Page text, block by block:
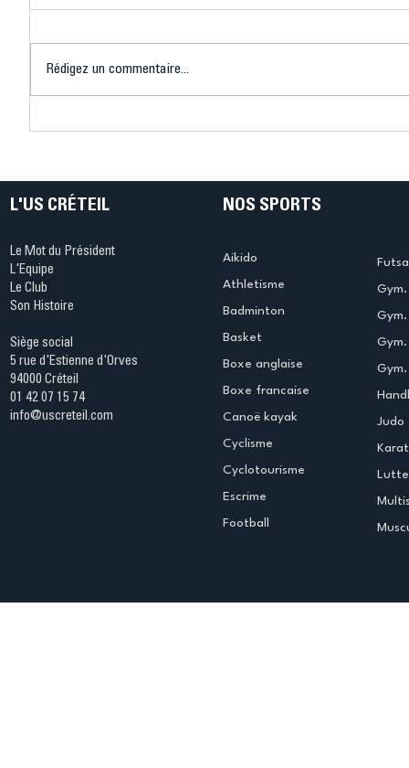
Ping ? Quand le tennis de
termine
Rédigez un commentaire...
L'US CRÉTEIL
Le Mot du Président
L'Equipe
Le Club
Son Histoire
Siège social
5 rue d'Estienne d'Orves
94000 Créteil
01 42 07 15 74
info@uscreteil.com
NOS SPORTS
Aikido
Athletisme
Badminton
Basket
Boxe anglaise
Boxe francaise
Canoë kayak
Cyclisme
Cyclotourisme
Escrime
Football
Judo
Lutte